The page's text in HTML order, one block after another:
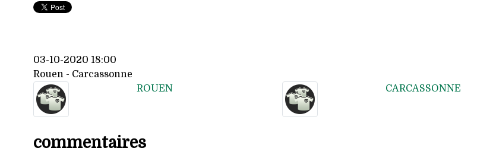
03-10-2020 18:00
Rouen - Carcassonne
ROUEN
CARCASSONNE
commentaires